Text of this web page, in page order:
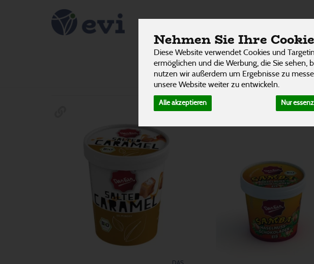
Nehmen Sie Ihre
Diese Website verwendet Cookies und
ermöglichen und die Werbung, die Sie sehen,
nutzen wir außerdem um Ergebnisse zu
unsere Website weiter zu entwickeln.
Alle akzeptieren Nur
Eis 4 von 3242
Ernährung Allergene